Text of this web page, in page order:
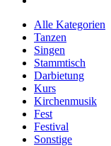
Alle Kategorien
Tanzen
Singen
Stammtisch
Darbietung
Kurs
Kirchenmusik
Fest
Festival
Sonstige